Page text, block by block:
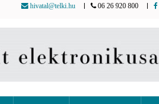
hivatal@telki.hu 06 26 920 800